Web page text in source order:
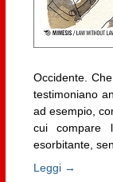
Occidente.
testimoniano
ad esempio,
cui compare
esorbitante,
Leggi →